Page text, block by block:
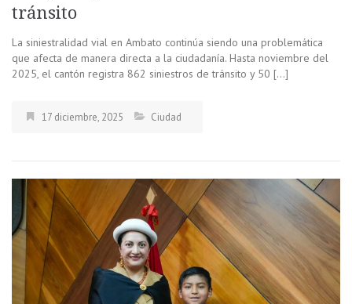
tránsito
La siniestralidad vial en Ambato continúa siendo una problemática
que afecta de manera directa a la ciudadanía. Hasta noviembre del
2025, el cantón registra 862 siniestros de tránsito y 50 […]
17 diciembre, 2025 Ciudad